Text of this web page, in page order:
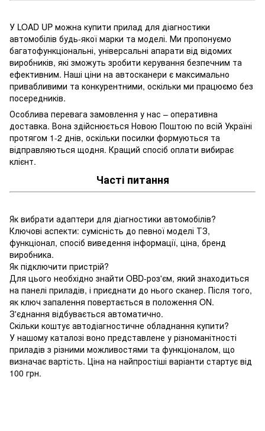
У LOAD UP можна купити прилад для діагностики
автомобілів будь-якої марки та моделі. Ми пропонуємо
багатофункціональні, універсальні апарати від відомих
виробників, які зможуть зробити керування безпечним та
ефективним. Наші ціни на автосканери є максимально
привабливими та конкурентними, оскільки ми працюємо без
посередників.
Особлива перевага замовлення у нас – оперативна
доставка. Вона здійснюється Новою Поштою по всій Україні
протягом 1-2 днів, оскільки посилки формуються та
відправляються щодня. Кращий спосіб оплати вибирає
клієнт.
Часті питання
Як вибрати адаптери для діагностики автомобілів?
Ключові аспекти: сумісність до певної моделі ТЗ,
функціонал, спосіб виведення інформації, ціна, бренд
виробника.
Як підключити пристрій?
Для цього необхідно знайти OBD-роз'єм, який знаходиться
на панелі приладів, і приєднати до нього сканер. Після того,
як ключ запалення повертається в положення ON.
З'єднання відбувається автоматично.
Скільки коштує автодіагностичне обладнання купити?
У нашому каталозі воно представлене у різноманітності
приладів з різними можливостями та функціоналом, що
визначає вартість. Ціна на найпростіші варіанти стартує від
100 грн.